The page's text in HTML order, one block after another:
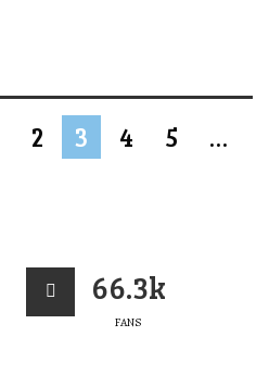
2 3 4 5
…
66.3k
FANS